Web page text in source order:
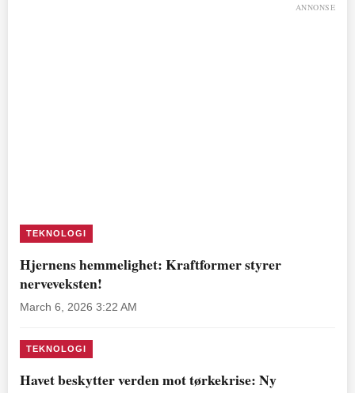
ANNONSE
TEKNOLOGI
Hjernens hemmelighet: Kraftformer styrer
nerveveksten!
March 6, 2026 3:22 AM
TEKNOLOGI
Havet beskytter verden mot tørkekrise: Ny